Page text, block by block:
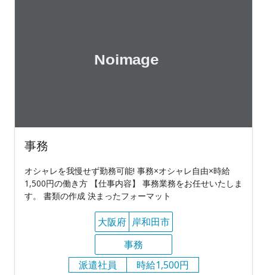
事務
オシャレを我慢せず勤務可能! 事務×オシャレ自由×時給
1,500円の働き方 【仕事内容】 事務業務をお任せいたしま
す。 書類の作成 決まったフォーマット
大阪府 岸和田市
事務
派遣社員
時給1,500円